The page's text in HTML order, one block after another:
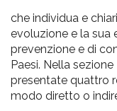
che individua e
evoluzione e la sua
prevenzione e di
Paesi. Nella
presentate quattro
modo diretto o